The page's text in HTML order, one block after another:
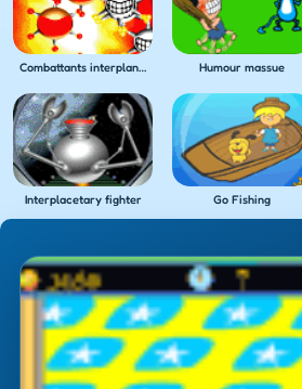
Combattants interplanetaires Humour massue
Interplacetary fighter Go Fishing